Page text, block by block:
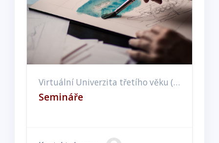
Virtuální Univerzita třetího věku (EX, ET, EE)
Semináře